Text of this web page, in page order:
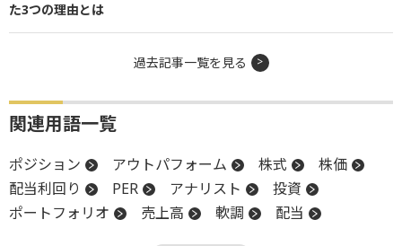
た3つの理由とは
過去記事一覧を見る
関連用語一覧
ポジション アウトパフォーム 株式
株価
配当利回り
PER アナリスト
投資
ポートフォリオ
売上高 軟調
配当